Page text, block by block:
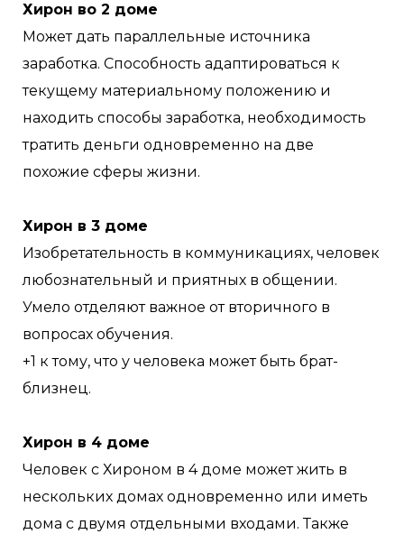
Хирон во 2 доме
Может дать параллельные источника
заработка. Способность адаптироваться к
текущему материальному положению и
находить способы заработка, необходимость
тратить деньги одновременно на две
похожие сферы жизни.
Хирон в 3 доме
Изобретательность в коммуникациях, человек
любознательный и приятных в общении.
Умело отделяют важное от вторичного в
вопросах обучения.
+1 к тому, что у человека может быть брат-
близнец.
Хирон в 4 доме
Человек с Хироном в 4 доме может жить в
нескольких домах одновременно или иметь
дома с двумя отдельными входами. Также